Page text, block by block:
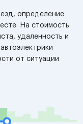
определение
На стоимость
удаленность и
от ситуации